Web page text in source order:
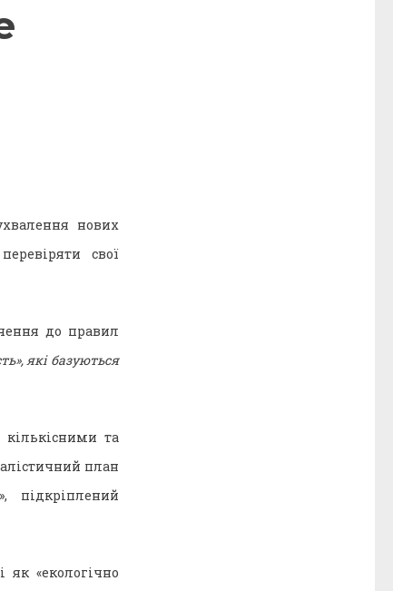
нових
свої
до правил
які базуються
та
план
підкріплений
як «екологічно